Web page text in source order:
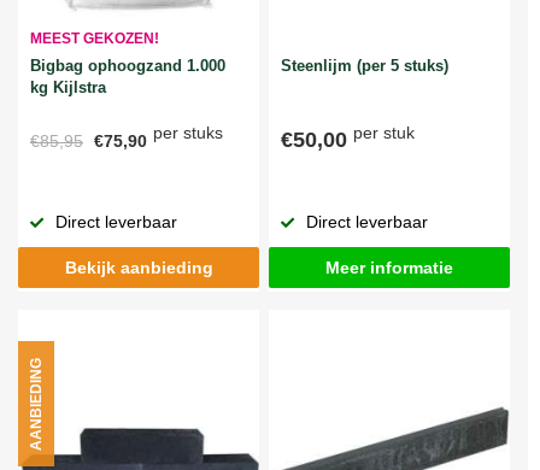
MEEST GEKOZEN!
Bigbag ophoogzand 1.000
kg Kijlstra
€85,95 €75,90 per stuks
Direct leverbaar
Bekijk aanbieding
Steenlijm (per 5 stuks)
€50,00 per stuk
Direct leverbaar
Meer informatie
AANBIEDING